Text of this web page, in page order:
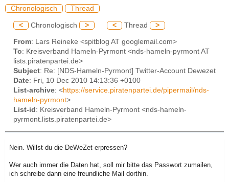
Chronologisch Thread
< Chronologisch > < Thread >
From: Lars Reineke <spitblog AT googlemail.com>
To: Kreisverband Hameln-Pyrmont <nds-hameln-pyrmont AT
lists.piratenpartei.de>
Subject: Re: [NDS-Hameln-Pyrmont] Twitter-Account Dewezet
Date: Fri, 10 Dec 2010 14:13:36 +0100
List-archive: <https://service.piratenpartei.de/pipermail/nds-
hameln-pyrmont>
List-id : Kreisverband Hameln-Pyrmont <nds-hameln-
pyrmont.lists.piratenpartei.de>
Nein. Willst du die DeWeZet erpressen?
Wer auch immer die Daten hat, soll mir bitte das Passwort zumailen,
ich schreibe dann eine freundliche Mail dorthin.